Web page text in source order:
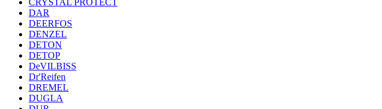
CRYSTAL PROTECT
DAR
DEERFOS
DENZEL
DETON
DETOP
DeVILBISS
Dr'Reifen
DREMEL
DUGLA